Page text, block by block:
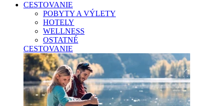
CESTOVANIE
POBYTY A VÝLETY
HOTELY
WELLNESS
OSTATNÉ
CESTOVANIE